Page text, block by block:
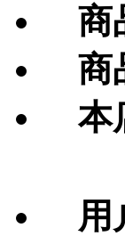
商
商
本
用